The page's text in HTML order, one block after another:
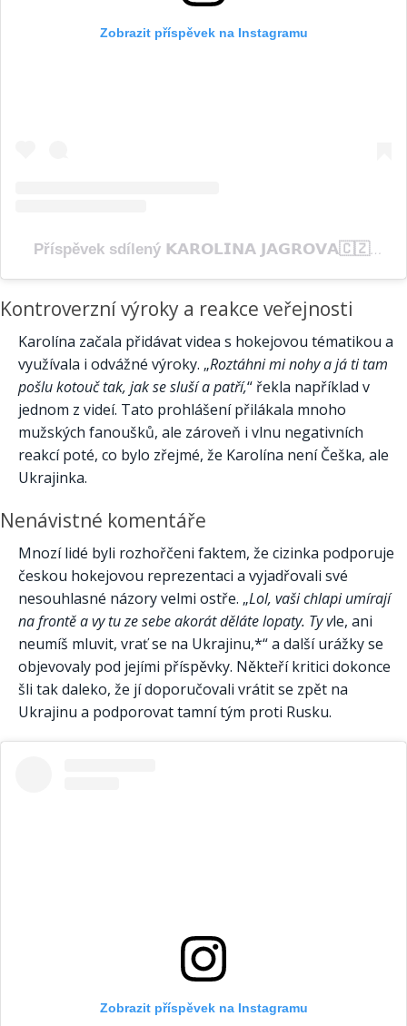
Zobrazit příspěvek na Instagramu
Příspěvek sdílený 𝗞𝗔𝗥𝗢𝗟𝗜𝗡𝗔 𝗝𝗔𝗚𝗥𝗢𝗩𝗔🇨🇿🇺🇦 (@karolinka.ofi)
Kontroverzní výroky a reakce veřejnosti
Karolína začala přidávat videa s hokejovou tématikou a
využívala i odvážné výroky. „Roztáhni mi nohy a já ti tam
pošlu kotouč tak, jak se sluší a patří,“ řekla například v
jednom z videí. Tato prohlášení přilákala mnoho
mužských fanoušků, ale zároveň i vlnu negativních
reakcí poté, co bylo zřejmé, že Karolína není Češka, ale
Ukrajinka.
Nenávistné komentáře
Mnozí lidé byli rozhořčeni faktem, že cizinka podporuje
českou hokejovou reprezentaci a vyjadřovali své
nesouhlasné názory velmi ostře. „Lol, vaši chlapi umírají
na frontě a vy tu ze sebe akorát děláte lopaty. Ty vle, ani
neumíš mluvit, vrať se na Ukrajinu,*“ a další urážky se
objevovaly pod jejími příspěvky. Někteří kritici dokonce
šli tak daleko, že jí doporučovali vrátit se zpět na
Ukrajinu a podporovat tamní tým proti Rusku.
Zobrazit příspěvek na Instagramu